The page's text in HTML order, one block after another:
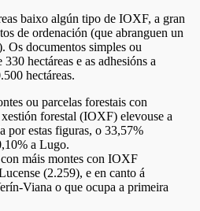
baixo algún tipo de IOXF, a gran
de ordenación (que abranguen un
Os documentos simples ou
hectáreas e as adhesións a
hectáreas.
ou parcelas forestais con
forestal (IOXF) elevouse a
por estas figuras, o 33,57%
a Lugo.
máis montes con IOXF
(2.259), e en canto á
Viana o que ocupa a primeira